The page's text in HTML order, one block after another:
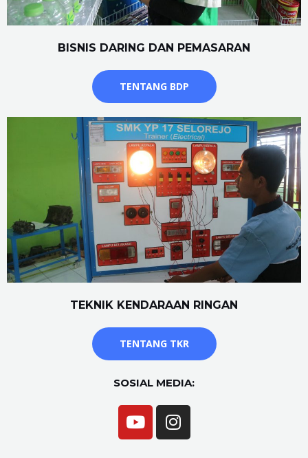
BISNIS DARING DAN PEMASARAN
TENTANG BDP
TEKNIK KENDARAAN RINGAN
TENTANG TKR
SOSIAL MEDIA: